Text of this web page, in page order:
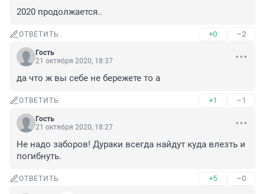
2020 продолжается..
ОТВЕТИТЬ +0 –2
Гость
21 октября 2020, 18:37
да что ж вы себе не бережете то а
ОТВЕТИТЬ +1 –1
Гость
21 октября 2020, 18:27
Не надо заборов! Дураки всегда найдут куда влезть и
погибнуть.
ОТВЕТИТЬ +5 –0